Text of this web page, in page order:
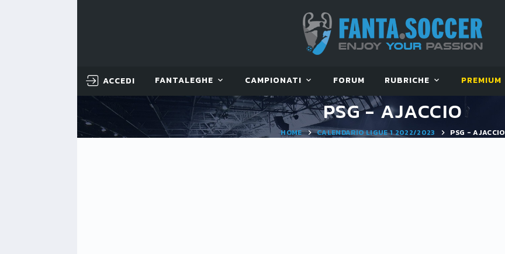
ACCEDI FANTALEGHE CAMPIONATI FORUM RUBRICHE PREMIUM
PSG - AJACCIO
HOME CALENDARIO LIGUE 1 2022/2023 PSG - AJACCIO